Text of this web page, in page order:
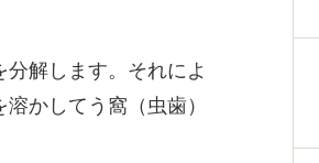
解します。それによ
かしてう窩（虫歯）